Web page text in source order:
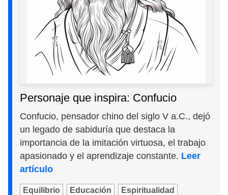
Personaje que inspira: Confucio
Confucio, pensador chino del siglo V a.C., dejó
un legado de sabiduría que destaca la
importancia de la imitación virtuosa, el trabajo
apasionado y el aprendizaje constante. Leer
artículo
Equilibrio Educación Espiritualidad